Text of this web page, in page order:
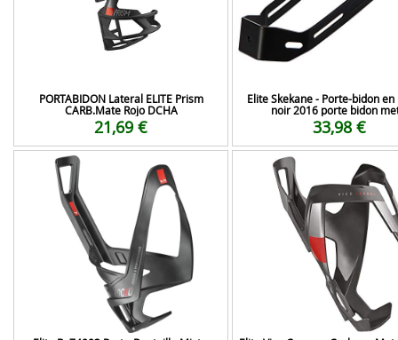
PORTABIDON Lateral ELITE Prism
CARB.Mate Rojo DCHA
21,69 €
Elite Skekane - Porte-bidon
noir 2016 porte bidon
33,98 €